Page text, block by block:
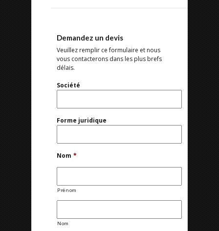
Demandez un devis
Veuillez remplir ce formulaire et nous
vous contacterons dans les plus brefs
délais.
Société
Forme juridique
Nom *
Prénom
Nom